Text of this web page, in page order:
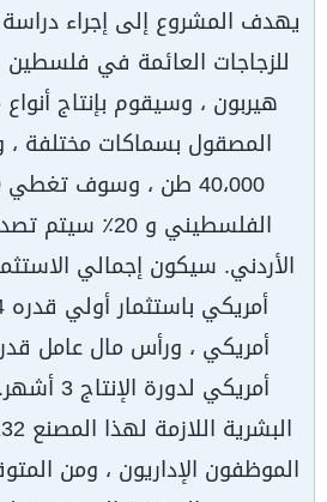
يهدف المشروع إلى إجراء
للزجاجات العائمة في
هيربون ، وسيقوم بإنتاج
المصقول بسماكات مختلفة
الفلسطيني و
أمريكي
الموظفون الإداريون ، ومن